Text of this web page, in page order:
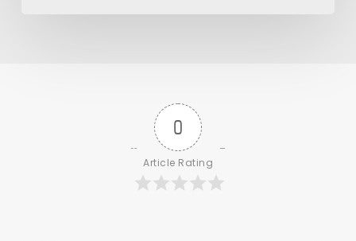
0
Article Rating